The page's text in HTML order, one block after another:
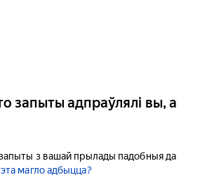
запыты адпраўлялі вы, а
з вашай прылады падобныя да
магло адбыцца?